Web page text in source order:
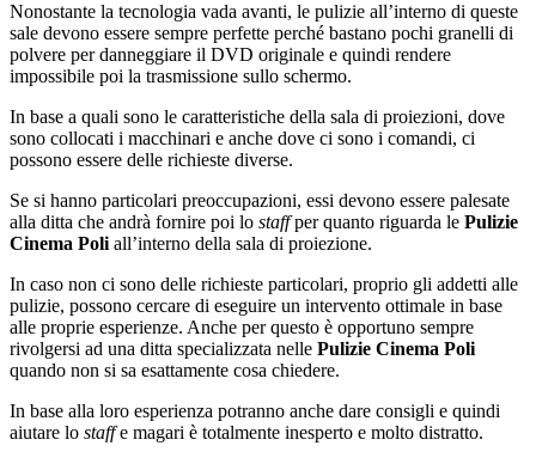
Nonostante la tecnologia vada avanti, le pulizie all’interno di queste
sale devono essere sempre perfette perché bastano pochi granelli di
polvere per danneggiare il DVD originale e quindi rendere
impossibile poi la trasmissione sullo schermo.
In base a quali sono le caratteristiche della sala di proiezioni, dove
sono collocati i macchinari e anche dove ci sono i comandi, ci
possono essere delle richieste diverse.
Se si hanno particolari preoccupazioni, essi devono essere palesate
alla ditta che andrà fornire poi lo staffper quanto riguarda le Pulizie
Cinema Poli all’interno della sala di proiezione.
In caso non ci sono delle richieste particolari, proprio gli addetti alle
pulizie, possono cercare di eseguire un intervento ottimale in base
alle proprie esperienze. Anche per questo è opportuno sempre
rivolgersi ad una ditta specializzata nelle Pulizie Cinema Poli
quando non si sa esattamente cosa chiedere.
In base alla loro esperienza potranno anche dare consigli e quindi
aiutare lo staffe magari è totalmente inesperto e molto distratto.